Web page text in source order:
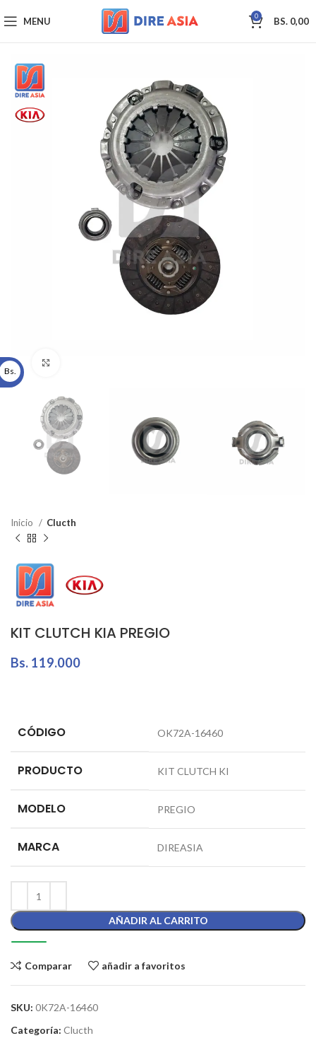
MENU 0 BS. 0,00
Inicio Clucth
KIT CLUTCH KIA PREGIO
Bs. 119.000
CÓDIGO OK72A-16460
PRODUCTO KIT CLUTCH KI
MODELO PREGIO
MARCA DIREASIA
AÑADIR AL CARRITO
Comparar añadir a favoritos
SKU: 0K72A-16460
Categoría: Clucth
Bs.